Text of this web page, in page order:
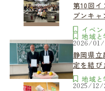
第10回
プンキャ
イベン
地域と
2026/01/
静岡県
定を結び
地域と
2025/12/